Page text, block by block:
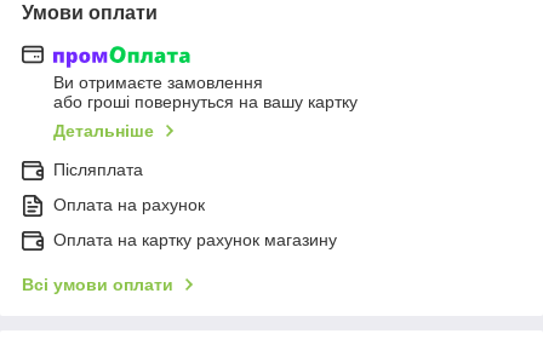
Умови оплати
Ви отримаєте замовлення
або гроші повернуться на вашу картку
Детальніше
Післяплата
Оплата на рахунок
Оплата на картку рахунок магазину
Всі умови оплати